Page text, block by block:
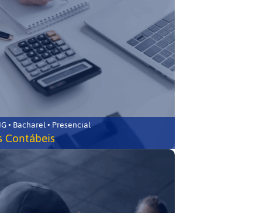
• Bacharel • Presencial
Contábeis